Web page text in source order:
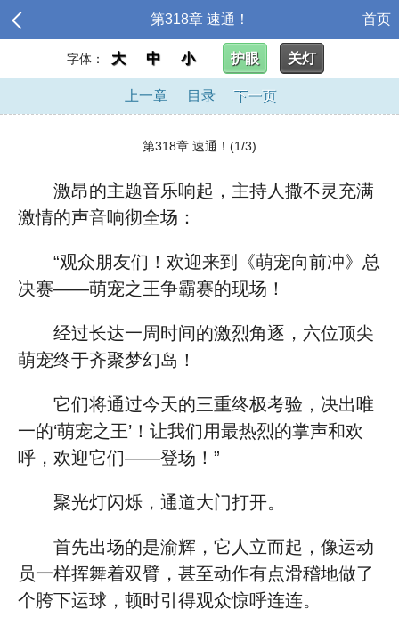
第318章 速通！ 首页
字体： 大 中 小 护眼 关灯
上一章 目录 下一页
第318章 速通！(1/3)
激昂的主题音乐响起，主持人撒不灵充满
激情的声音响彻全场：
“观众朋友们！欢迎来到《萌宠向前冲》总
决赛——萌宠之王争霸赛的现场！
经过长达一周时间的激烈角逐，六位顶尖
萌宠终于齐聚梦幻岛！
它们将通过今天的三重终极考验，决出唯
一的‘萌宠之王’！让我们用最热烈的掌声和欢
呼，欢迎它们——登场！”
聚光灯闪烁，通道大门打开。
首先出场的是渝辉，它人立而起，像运动
员一样挥舞着双臂，甚至动作有点滑稽地做了
个胯下运球，顿时引得观众惊呼连连。